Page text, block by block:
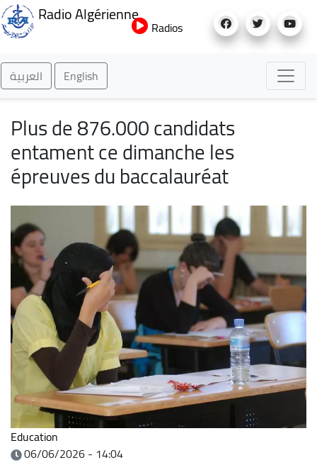
au
Radio Algérienne
Radios
العربية English
Plus de 876.000 candidats
entament ce dimanche les
épreuves du baccalauréat
Education
06/06/2026 - 14:04